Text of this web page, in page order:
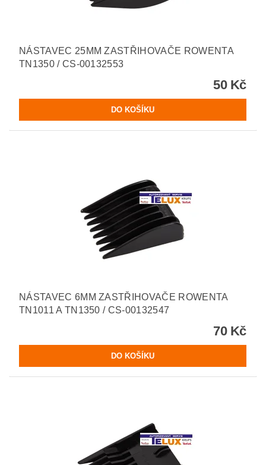
NÁSTAVEC 25MM ZASTŘIHOVAČE ROWENTA
TN1350 / CS-00132553
50 Kč
NÁSTAVEC 6MM ZASTŘIHOVAČE ROWENTA
TN1011 A TN1350 / CS-00132547
70 Kč